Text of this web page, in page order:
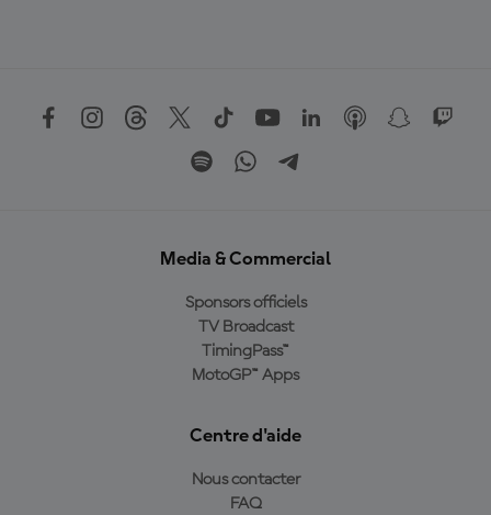
Media & Commercial
Sponsors officiels
TV Broadcast
TimingPass™
MotoGP™ Apps
Centre d'aide
Nous contacter
FAQ